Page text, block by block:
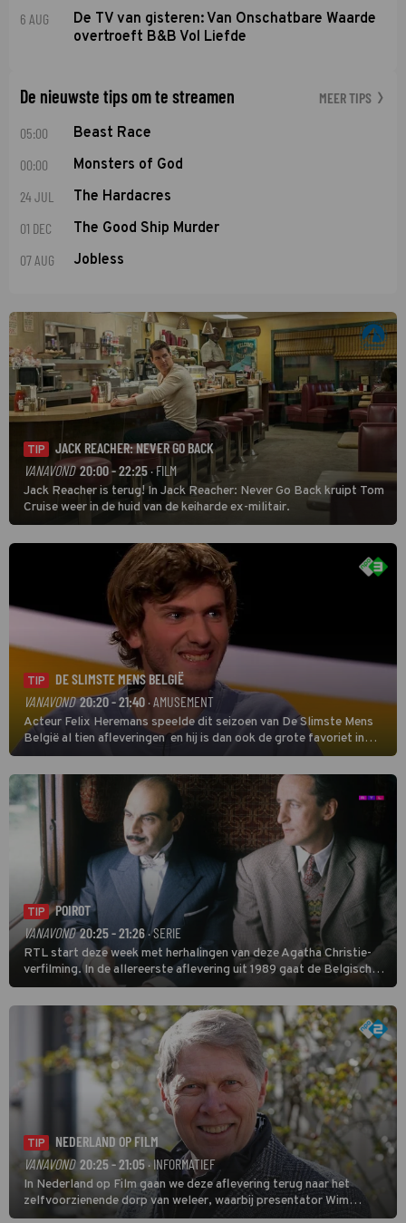
6 AUG
De TV van gisteren: Van Onschatbare Waarde
overtroeft B&B Vol Liefde
De nieuwste tips om te streamen MEER TIPS
05:00 Beast Race
00:00 Monsters of God
24 JUL The Hardacres
01 DEC The Good Ship Murder
07 AUG Jobless
TIP
JACK REACHER: NEVER GO BACK
VANAVOND 20:00 - 22:25 · FILM
Jack Reacher is terug! In Jack Reacher: Never Go Back kruipt Tom
Cruise weer in de huid van de keiharde ex-militair.
TIP
DE SLIMSTE MENS BELGIË
VANAVOND 20:20 - 21:40· AMUSEMENT
Acteur Felix Heremans speelde dit seizoen van De Slimste Mens
België al tien afleveringen en hij is dan ook de grote favoriet in
deze seizoensfinale. En er is Nederlandse inbreng, want komiek
Soundos El Ahmadi neemt plaats aan de jurytafel.
TIP
POIROT
VANAVOND 20:25 - 21:26 · SERIE
RTL start deze week met herhalingen van deze Agatha Christie-
verfilming. In de allereerste aflevering uit 1989 gaat de Belgische
speurder op zoek naar een vermiste kok. Poirot raakt al snel
verwikkeld in een moordzaak. (HH)
TIP
NEDERLAND OP FILM
VANAVOND 20:25 - 21:05· INFORMATIEF
In Nederland op Film gaan we deze aflevering terug naar het
zelfvoorzienende dorp van weleer, waarbij presentator Wim
Daniëls de kijkers meeneemt op reis door de tijd aan de hand van